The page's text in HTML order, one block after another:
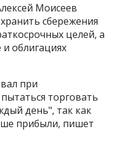
Моисеев
сбережения
целей, а
и облигациях
при
торговать
день", так как
прибыли, пишет